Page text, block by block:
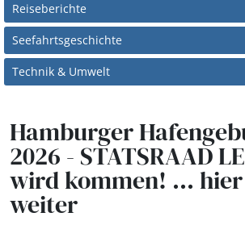
Reiseberichte
Seefahrtsgeschichte
Technik & Umwelt
Hamburger
2026 - STATSRAAD
wird kommen! ...
weiter